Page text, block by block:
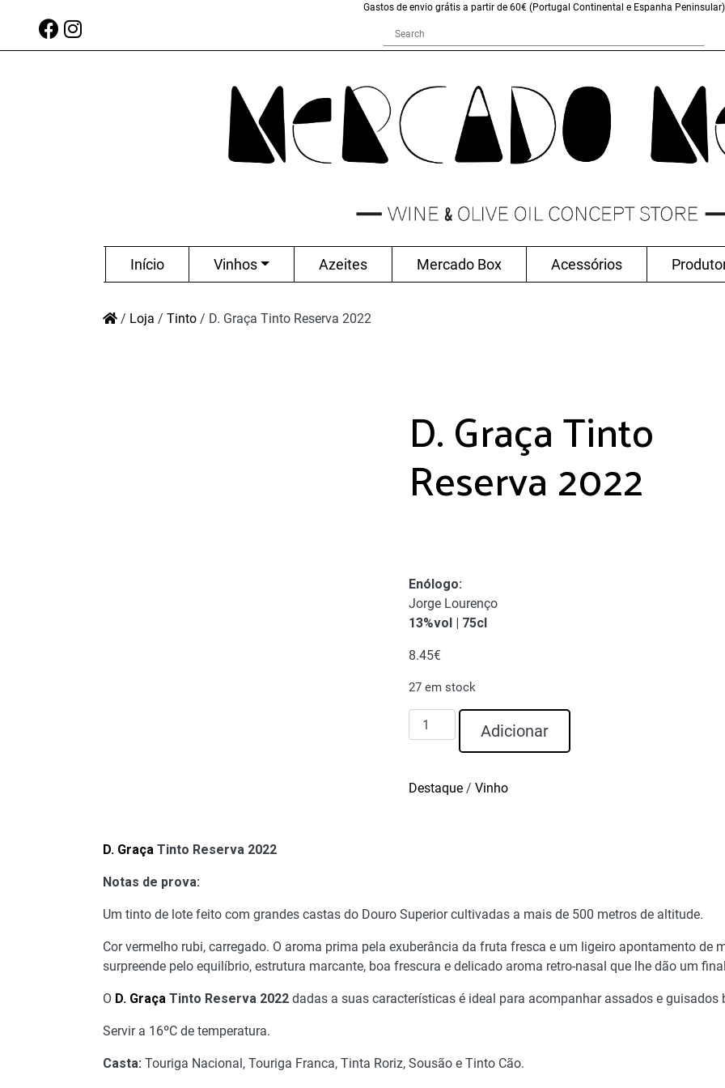
Gastos de envio grátis a partir de 60€ (Portugal Continental e Espanha Peninsular)
Início Vinhos Azeites Mercado Box Acessórios
/ Loja / Tinto / D. Graça Tinto Reserva 2022
D. Graça Tinto
Reserva 2022
Enólogo:
Jorge Lourenço
13%vol | 75cl
8.45€
27 em stock
Quantidade
de
Tinto
Adicionar
Destaque/ Vinho
D. Graça Tinto Reserva 2022
Notas de prova:
Um tinto de lote feito com grandes castas do Douro Superior cultivadas a mais de 500 metros de altitude.
Cor vermelho rubi, carregado. O aroma prima pela exuberância da fruta fresca e um ligeiro apontamento de
surpreende pelo equilíbrio, estrutura marcante, boa frescura e delicado aroma retro-nasal que lhe dão um
O D. Graça Tinto Reserva 2022 dadas a suas características é ideal para acompanhar assados e guisados
Servir a 16ºC de temperatura.
Casta: Touriga Nacional, Touriga Franca, Tinta Roriz, Sousão e Tinto Cão.